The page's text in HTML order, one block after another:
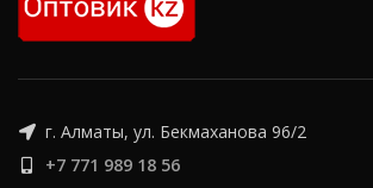
г. Алматы, ул. Бекмаханова 96/2
+7 771 989 18 56